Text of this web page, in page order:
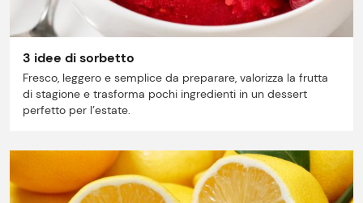
Lavora con noi
3 idee di sorbetto
Fresco, leggero e semplice da preparare, valorizza la frutta
di stagione e trasforma pochi ingredienti in un dessert
perfetto per l’estate.